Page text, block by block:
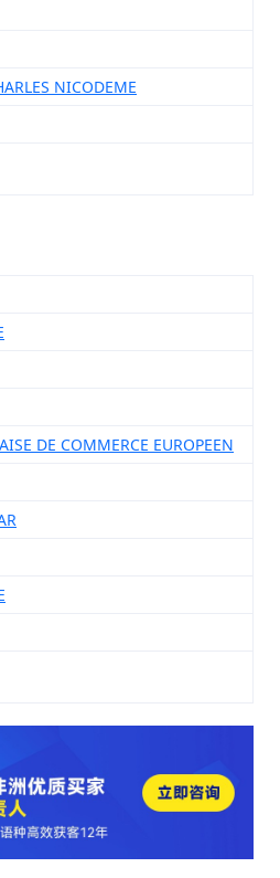
NICODEME
DE COMMERCE EUROPEEN